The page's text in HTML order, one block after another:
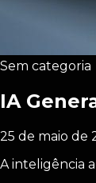
Sem categoria
IA
25 de maio de
A inteligência